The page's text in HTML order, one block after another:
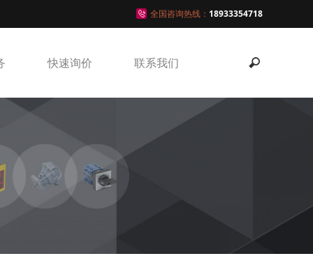
全国咨询热线： 18933354718
快速询价 联系我们